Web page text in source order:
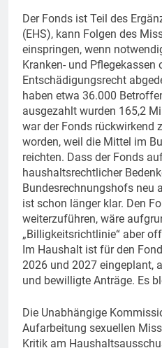
Der Fonds ist Teil des
(EHS), kann Folgen des
einspringen, wenn
Kranken- und Pflegekassen
Entschädigungsrecht
haben etwa 36.000
ausgezahlt wurden 165,2
war der Fonds rückwirkend
worden, weil die Mittel im
reichten. Dass der Fonds
haushaltsrechtlicher
Bundesrechnungshofs neu
ist schon länger klar. Den
weiterzuführen, wäre
„Billigkeitsrichtlinie“ aber
Im Haushalt ist für den
2026 und 2027 eingeplant,
und bewilligte Anträge. Es
Die Unabhängige
Aufarbeitung sexuellen
Kritik am